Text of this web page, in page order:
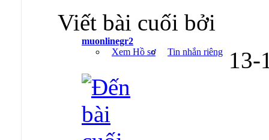
Viết bài cuối bởi
muonlinegr2
Xem Hồ sơ
Tin nhắn riêng 13-